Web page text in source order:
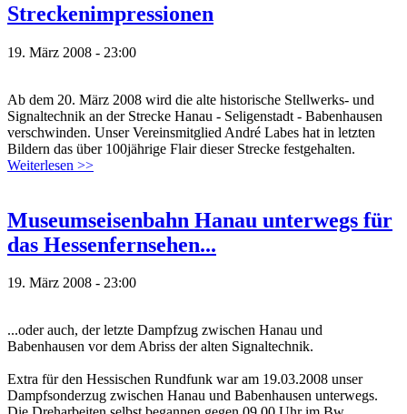
Streckenimpressionen
19. März 2008 - 23:00
Ab dem 20. März 2008 wird die alte historische Stellwerks- und
Signaltechnik an der Strecke Hanau - Seligenstadt - Babenhausen
verschwinden. Unser Vereinsmitglied André Labes hat in letzten
Bildern das über 100jährige Flair dieser Strecke festgehalten.
Weiterlesen >>
Museumseisenbahn Hanau unterwegs für
das Hessenfernsehen...
19. März 2008 - 23:00
...oder auch, der letzte Dampfzug zwischen Hanau und
Babenhausen vor dem Abriss der alten Signaltechnik.
Extra für den Hessischen Rundfunk war am 19.03.2008 unser
Dampfsonderzug zwischen Hanau und Babenhausen unterwegs.